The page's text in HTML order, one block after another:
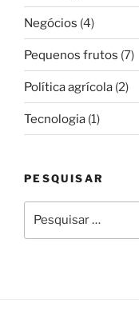
Negócios (4)
Pequenos frutos (7)
Política agrícola (2)
Tecnologia (1)
PESQUISAR
por: